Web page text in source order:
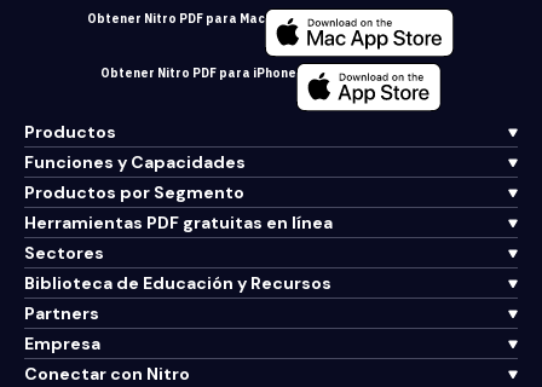
Obtener Nitro PDF para Mac
Obtener Nitro PDF para iPhone
Productos
Funciones y Capacidades
Productos por Segmento
Herramientas PDF gratuitas en línea
Sectores
Biblioteca de Educación y Recursos
Partners
Empresa
Conectar con Nitro